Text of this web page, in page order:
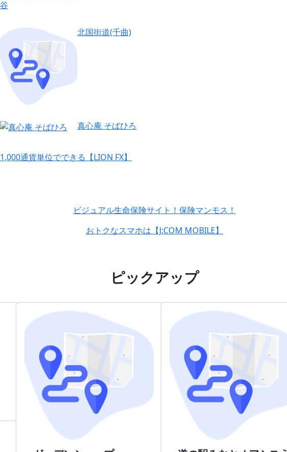
北国街道(千曲)
真心庵 そばひろ
1,000通貨単位でできる【LION FX】
ビジュアル生命保険サイト！保険マンモス！
おトクなスマホは【J:COM MOBILE】
ピックアップ